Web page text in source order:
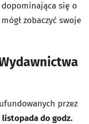
się o
zobaczyć swoje
przez
listopada do godz.